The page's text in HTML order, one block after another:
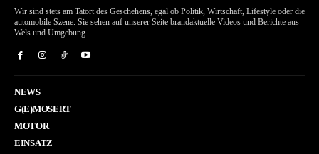
Wir sind stets am Tatort des Geschehens, egal ob Politik, Wirtschaft, Lifestyle oder die
automobile Szene. Sie sehen auf unserer Seite brandaktuelle Videos und Berichte aus
Wels und Umgebung.
NEWS
G(E)MOSERT
MOTOR
EINSATZ